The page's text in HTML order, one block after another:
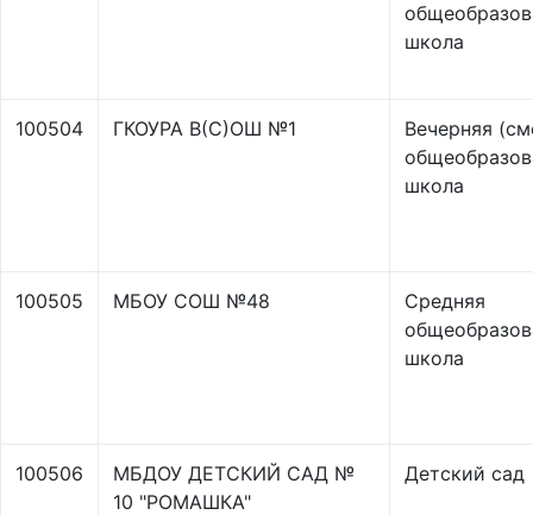
школа
100504 ГКОУРА В(С)ОШ №1
Вечерняя
школа
100505 МБОУ СОШ №48
Средняя
школа
100506
МБДОУ ДЕТСКИЙ САД №
10 "РОМАШКА"
Детский сад